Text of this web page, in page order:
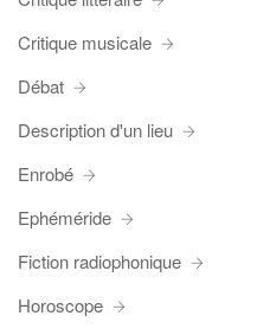
Critique musicale
Débat
Description d'un lieu
Enrobé
Ephéméride
Fiction radiophonique
Horoscope